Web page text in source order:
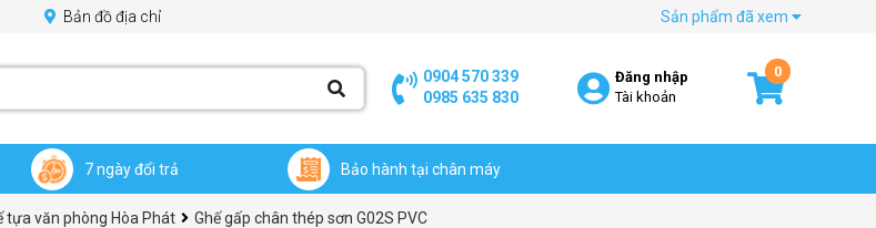
Bản đồ địa chỉ Sản phẩm đã xem
0904 570 339
0985 635 830
Đăng nhập
Tài khoản
0
7 ngày đổi trả Bảo hành tại chân máy
tựa văn phòng Hòa Phát Ghế gấp chân thép sơn G02S PVC